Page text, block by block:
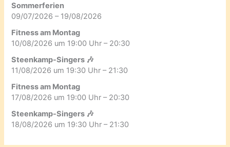
Sommerferien
09/07/2026 – 19/08/2026
Fitness am Montag
10/08/2026 um 19:00 Uhr – 20:30
Steenkamp-Singers 🎶
11/08/2026 um 19:30 Uhr – 21:30
Fitness am Montag
17/08/2026 um 19:00 Uhr – 20:30
Steenkamp-Singers 🎶
18/08/2026 um 19:30 Uhr – 21:30